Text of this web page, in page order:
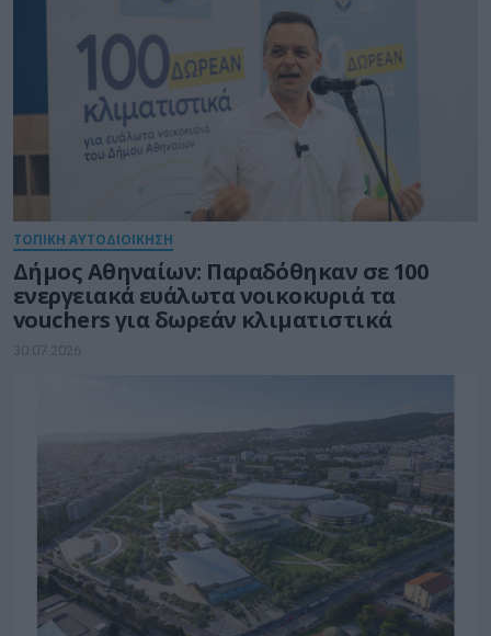
ΤΟΠΙΚΗ ΑΥΤΟΔΙΟΙΚΗΣΗ
Δήμος Αθηναίων: Παραδόθηκαν σε 100
ενεργειακά ευάλωτα νοικοκυριά τα
vouchers για δωρεάν κλιματιστικά
30.07.2026